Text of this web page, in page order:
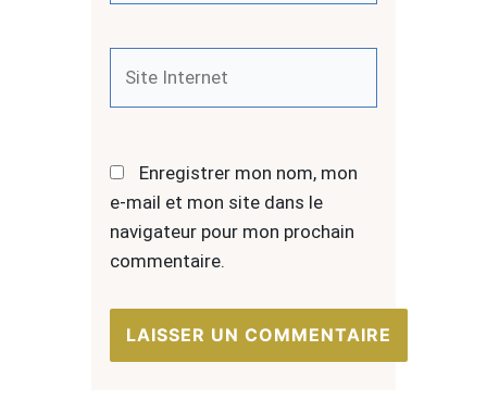
Internet
Enregistrer mon nom, mon
e-mail et mon site dans le
navigateur pour mon prochain
commentaire.